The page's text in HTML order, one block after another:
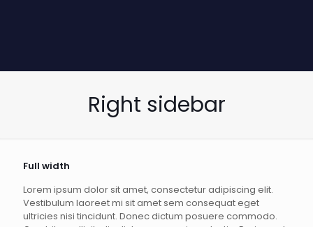
Right sidebar
Full width
Lorem ipsum dolor sit amet, consectetur adipiscing elit.
Vestibulum laoreet mi sit amet sem consequat eget
ultricies nisi tincidunt. Donec dictum posuere commodo.